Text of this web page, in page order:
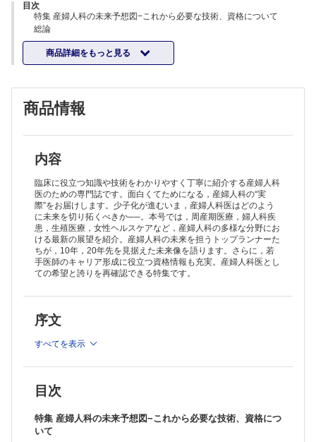
目次
特集 産婦人科の未来予想図−これから必要な技術、資格について
総論
1 周産期分野の未来予想図
永松 健
2 婦人科分野の未来予想図
廣田 泰
4 女性ヘルスケアの未来予想図
望−
鈴木 幸雄
各論
1 無痛分娩の未来
海野 信也
2 産科医療の未来
齋藤 昌利
3 婦人科ロボット手術の未来 −「協奏」と「個別化」の新時代−
坂本 育子
4 産婦人科がん治療の未来 −薬物療法を中心に−
5 生殖医療の先端技術：子宮移植
6 生殖医療の先端技術：胚遺伝子治療の未来−顕微操作での研究技術を
葉山 智工
8 生殖医療の先端技術：妊孕性温存療法
高江 正道
Minimally invasive hysterectomyにおける子宮牽引法の工夫
棚瀬 康仁
商品詳細をもっと見る
商品情報
内容
臨床に役立つ知識や技術をわかりやすく丁寧に紹介する産婦人科
医のための専門誌です。面白くてためになる，産婦人科の“実
際”をお届けします。少子化が進むいま，産婦人科医はどのよう
に未来を切り拓くべきか──。本号では，周産期医療，婦人科疾
患，生殖医療，女性ヘルスケアなど，産婦人科の多様な分野にお
ける最新の展望を紹介。産婦人科の未来を担うトップランナーた
ちが，10年，20年先を見据えた未来像を語ります。さらに，若
手医師のキャリア形成に役立つ資格情報も充実。産婦人科医とし
ての希望と誇りを再確認できる特集です。
序文
すべてを表示
目次
特集 産婦人科の未来予想図−これから必要な技術、資格につ
いて